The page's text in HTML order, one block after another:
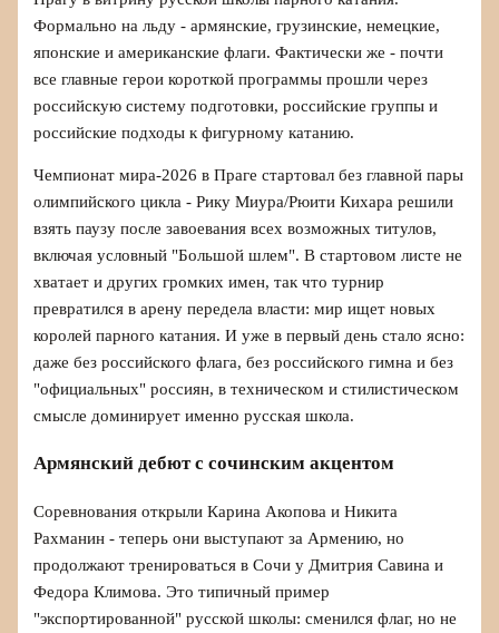
Формально на льду - армянские, грузинские, немецкие,
японские и американские флаги. Фактически же - почти
все главные герои короткой программы прошли через
российскую систему подготовки, российские группы и
российские подходы к фигурному катанию.
Чемпионат мира‑2026 в Праге стартовал без главной пары
олимпийского цикла - Рику Миура/Рюити Кихара решили
взять паузу после завоевания всех возможных титулов,
включая условный "Большой шлем". В стартовом листе не
хватает и других громких имен, так что турнир
превратился в арену передела власти: мир ищет новых
королей парного катания. И уже в первый день стало ясно:
даже без российского флага, без российского гимна и без
"официальных" россиян, в техническом и стилистическом
смысле доминирует именно русская школа.
Армянский дебют с сочинским акцентом
Соревнования открыли Карина Акопова и Никита
Рахманин - теперь они выступают за Армению, но
продолжают тренироваться в Сочи у Дмитрия Савина и
Федора Климова. Это типичный пример
"экспортированной" русской школы: сменился флаг, но не